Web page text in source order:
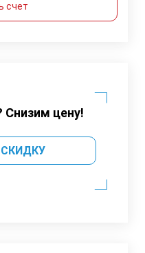
счет
цену!